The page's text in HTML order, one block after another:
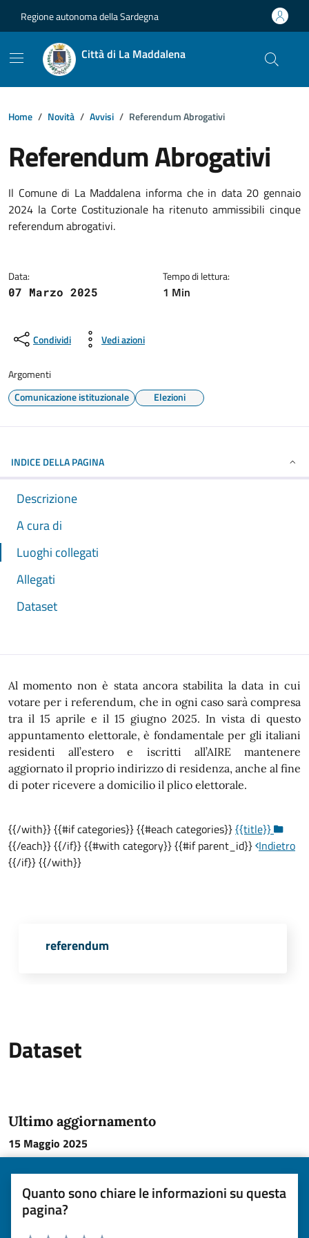
Regione autonoma della Sardegna
Città di La Maddalena
Home Novità Avvisi Referendum Abrogativi
Referendum Abrogativi
Dettagli della notizia
Il Comune di La Maddalena informa che in data 20 gennaio
2024 la Corte Costituzionale ha ritenuto ammissibili cinque
referendum abrogativi.
Data:
07 Marzo 2025
Tempo di lettura:
1 Min
Condividi Vedi azioni
Argomenti
Comunicazione istituzionale
Elezioni
INDICE DELLA PAGINA
Descrizione
A cura di
Luoghi collegati
Allegati
Dataset
Al momento non è stata ancora stabilita la data in cui
votare per i referendum, che in ogni caso sarà compresa
tra il 15 aprile e il 15 giugno 2025. In vista di questo
appuntamento elettorale, è fondamentale per gli italiani
residenti all’estero e iscritti all’AIRE mantenere
aggiornato il proprio indirizzo di residenza, anche al fine
di poter ricevere a domicilio il plico elettorale.
{{/with}} {{#if categories}} {{#each categories}}{{title}}
{{/each}} {{/if}} {{#with category}} {{#if parent_id}} Indietro
{{/if}} {{/with}}
referendum
Dataset
Ultimo aggiornamento
15 Maggio 2025
Quanto sono chiare le informazioni su questa
pagina?